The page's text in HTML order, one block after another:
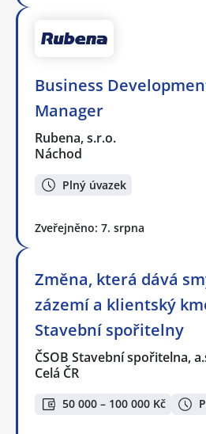
Business
Manager
Rubena, s.r.o.
Náchod
Plný úvazek
Zveřejněno: 7. srpna
Změna, která dává
zázemí a klientský
Stavební spořitelny
ČSOB Stavební spořitelna,
Celá ČR
50 000 – 100 000 Kč